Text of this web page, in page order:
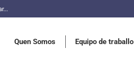
Quen Somos Equipo de traballo
Quen Somos Equipo de traballo